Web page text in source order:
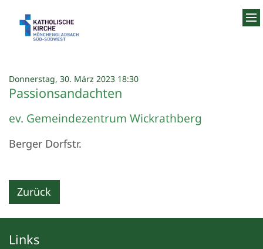
Donnerstag, 30. März 2023 18:30:
Passionsandachten
ev. Gemeindezentrum Wickrathberg
Berger Dorfstr.
Zurück
Links